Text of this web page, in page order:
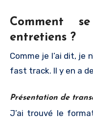
Comment
entretiens ?
Comme je l’ai dit, je
fast track. Il y en a
Présentation de
J’ai trouvé le